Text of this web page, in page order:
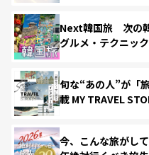
Next韓国旅 次の
グルメ・テクニック
旬な“あの人”が「
載 MY TRAVEL
今、こんな旅がし